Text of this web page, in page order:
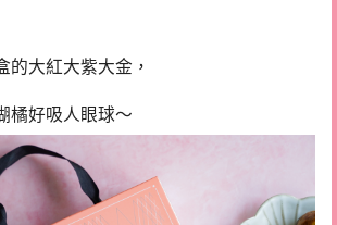
的大紅大紫大金，
橘好吸人眼球～